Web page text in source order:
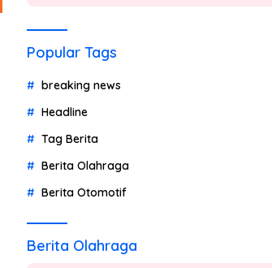
Popular Tags
breaking news
Headline
Tag Berita
Berita Olahraga
Berita Otomotif
Berita Olahraga